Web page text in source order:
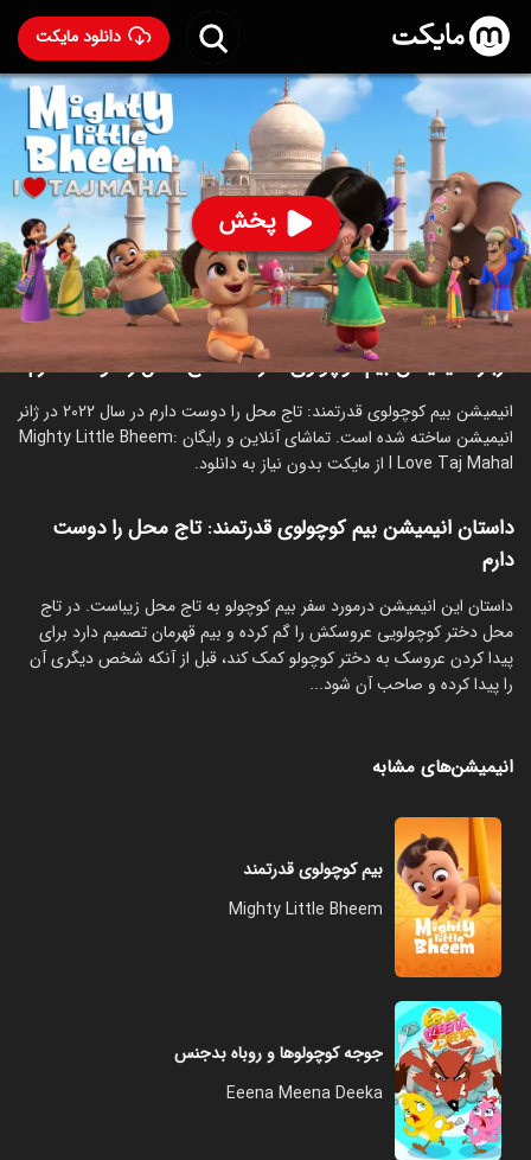
دانلود مایکت
پخش
انیمیشن هندی بیم کوچولوی قدرتمند: تاج محل را دوست دارم
۳۶۳ 69%
ساخت هند سال 2022
رده سنی ۱۸+
هندی
انیمیشن کمدی
درباره انیمیشن بیم کوچولوی قدرتمند: تاج محل را دوست دارم
انیمیشن بیم کوچولوی قدرتمند: تاج محل را دوست دارم در سال 2022 در ژانر
انیمیشن ساخته شده است. تماشای آنلاین و رایگان Mighty Little Bheem:
I Love Taj Mahal از مایکت بدون نیاز به دانلود.
داستان انیمیشن بیم کوچولوی قدرتمند: تاج محل را دوست
دارم
‏داستان این انیمیشن درمورد سفر بیم کوچولو به تاج محل زیباست. در تاج
محل دختر کوچولویی عروسکش را گم کرده و بیم قهرمان تصمیم دارد برای
پیدا کردن عروسک به دختر کوچولو کمک کند، قبل از آنکه شخص دیگری آن
را پیدا کرده و صاحب آن شود...
انیمیشن‌های مشابه
بیم کوچولوی قدرتمند
Mighty Little Bheem
جوجه کوچولوها و روباه بدجنس
Eeena Meena Deeka